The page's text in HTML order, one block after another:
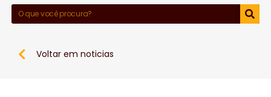
Voltar em noticias